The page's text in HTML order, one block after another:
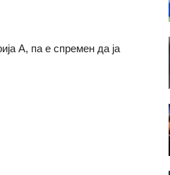
А, па е спремен да ја